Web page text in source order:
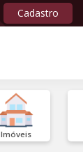
Cadastro
Imóveis